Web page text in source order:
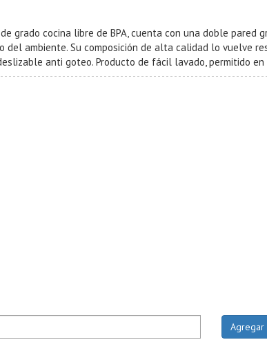
grado cocina libre de BPA, cuenta con una doble
ambiente. Su composición de alta calidad lo vuelve
anti goteo. Producto de fácil lavado, permitido